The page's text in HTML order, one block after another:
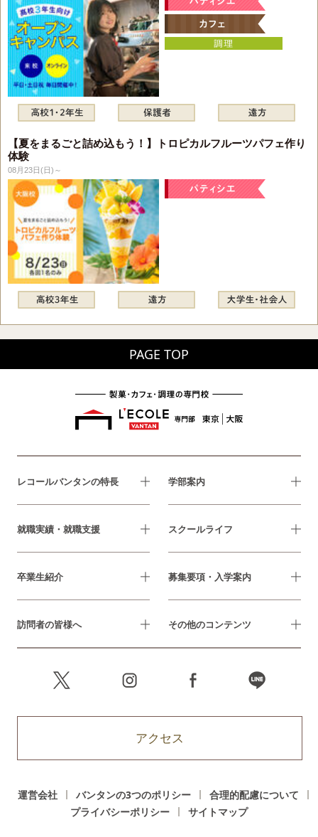
【夏をまるごと詰め込もう！】トロピカルフルーツパフェ作り
体験
08月23日(日)～
PAGE TOP
レコールバンタンの特長 学部案内
就職実績・就職支援 スクールライフ
卒業生紹介 募集要項・入学案内
訪問者の皆様へ その他のコンテンツ
アクセス
運営会社 バンタンの3つのポリシー
合理的配慮について
プライバシーポリシー
サイトマップ